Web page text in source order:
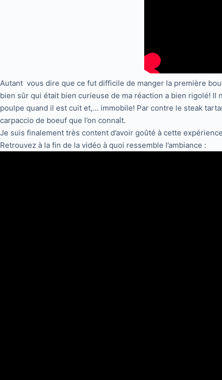
Autant vous dire que ce fut difficile de manger la première
bien sûr qui était bien curieuse de ma réaction a bien rigolé! Il
poulpe quand il est cuit et,… immobile! Par contre le steak
carpaccio de boeuf que l’on connaît.
Je suis finalement très content d’avoir goûté à cette
Retrouvez à la fin de la vidéo à quoi ressemble l’ambiance :